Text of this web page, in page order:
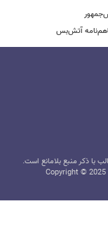
آتش‌بس
با ذکر منبع بلامانع است.
Copyright ©